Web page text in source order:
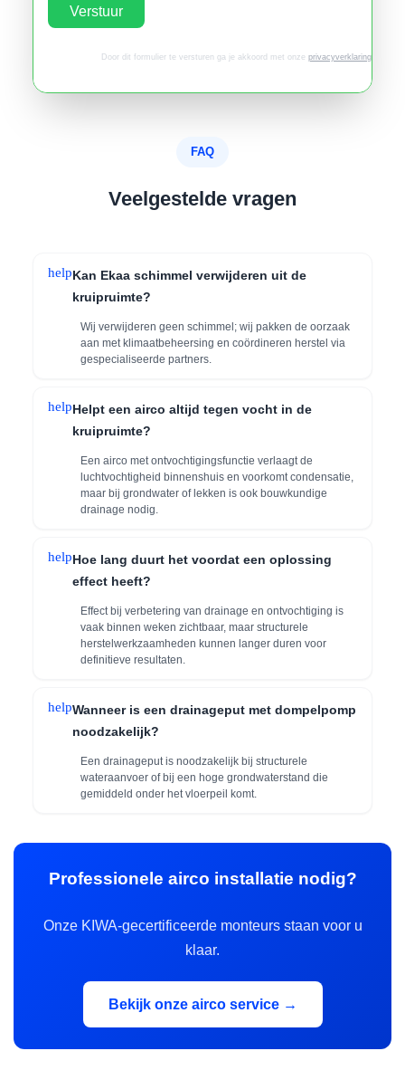
Verstuur
Door dit formulier te versturen ga je akkoord met onze privacyverklaring.
FAQ
Veelgestelde vragen
helpKan Ekaa schimmel verwijderen uit de
kruipruimte?
Wij verwijderen geen schimmel; wij pakken de oorzaak
aan met klimaatbeheersing en coördineren herstel via
gespecialiseerde partners.
helpHelpt een airco altijd tegen vocht in de
kruipruimte?
Een airco met ontvochtigingsfunctie verlaagt de
luchtvochtigheid binnenshuis en voorkomt condensatie,
maar bij grondwater of lekken is ook bouwkundige
drainage nodig.
helpHoe lang duurt het voordat een oplossing
effect heeft?
Effect bij verbetering van drainage en ontvochtiging is
vaak binnen weken zichtbaar, maar structurele
herstelwerkzaamheden kunnen langer duren voor
definitieve resultaten.
helpWanneer is een drainageput met dompelpomp
noodzakelijk?
Een drainageput is noodzakelijk bij structurele
wateraanvoer of bij een hoge grondwaterstand die
gemiddeld onder het vloerpeil komt.
Professionele airco installatie nodig?
Onze KIWA-gecertificeerde monteurs staan voor u
klaar.
Bekijk onze airco service →